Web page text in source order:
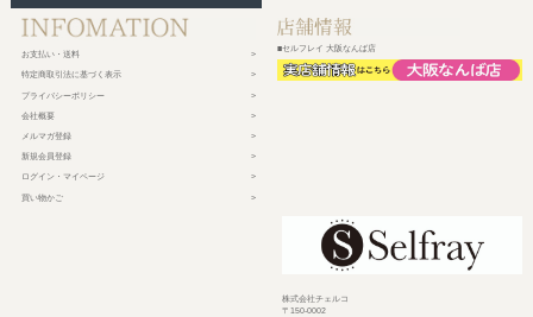
お支払い・送料
特定商取引法に基づく表示
プライバシーポリシー
会社概要
メルマガ登録
新規会員登録
ログイン・マイページ
買い物かご
■セルフレイ 大阪なんば店
株式会社チェルコ
〒150-0002